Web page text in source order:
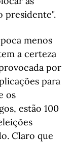
presidente".
menos
a certeza
por
para
os
estão 100
Claro que